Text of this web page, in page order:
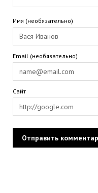
Имя (необязательно)
Email (необязательно)
Сайт